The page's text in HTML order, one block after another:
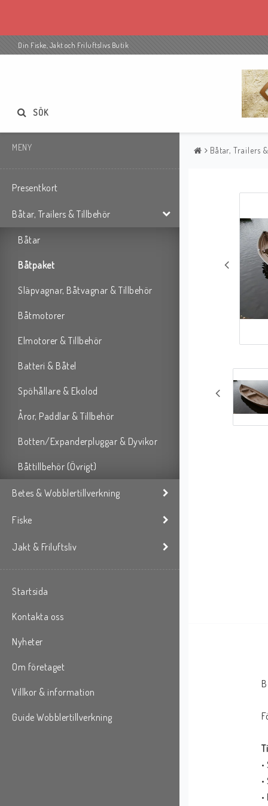
Din Fiske, Jakt och Friluftslivs Butik
SÖK
MENY
Presentkort
Båtar, Trailers & Tillbehör
Båtar
Båtpaket
Släpvagnar, Båtvagnar & Tillbehör
Båtmotorer
Elmotorer & Tillbehör
Batteri & Båtel
Spöhållare & Ekolod
Åror, Paddlar & Tillbehör
Botten/Expanderpluggar & Dyvikor
Båttillbehör (Övrigt)
Betes & Wobblertillverkning
Fiske
Jakt & Friluftsliv
Startsida
Kontakta oss
Nyheter
Om företaget
Villkor & information
Guide Wobblertillverkning
Båtar, Trailers